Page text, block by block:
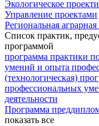
Экологическое
Управление проектами
Региональная
Список практик,
программой
программа практики
умений и опыта
(технологическая)
профессиональных
деятельности
Программа
показать все